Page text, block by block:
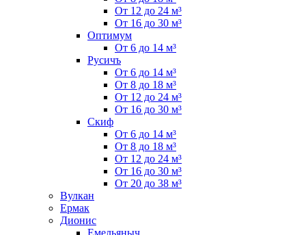
От 12 до 24 м³
От 16 до 30 м³
Оптимум
От 6 до 14 м³
Русичъ
От 6 до 14 м³
От 8 до 18 м³
От 12 до 24 м³
От 16 до 30 м³
Скиф
От 6 до 14 м³
От 8 до 18 м³
От 12 до 24 м³
От 16 до 30 м³
От 20 до 38 м³
Вулкан
Ермак
Дионис
Емельяныч